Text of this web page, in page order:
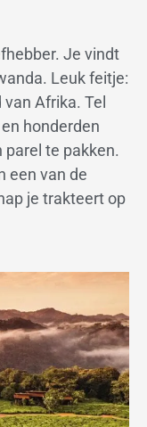
Je vindt
Leuk feitje:
Afrika. Tel
honderden
parel te pakken.
een van de
je trakteert op